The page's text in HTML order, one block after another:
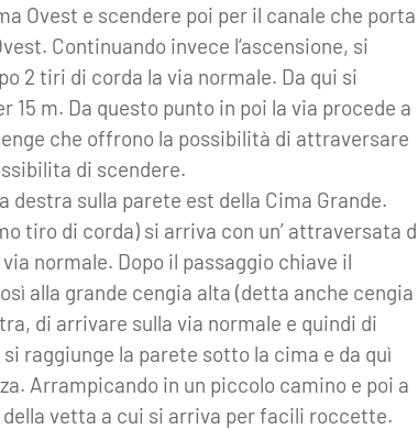
Ovest e scendere poi per il canale che porta
Continuando invece l‘ascensione, si
2 tiri di corda la via normale. Da qui si
m. Da questo punto in poi la via procede a
che offrono la possibilità di attraversare
di scendere.
sulla parete est della Cima Grande.
tiro di corda) si arriva con un’ attraversata
normale. Dopo il passaggio chiave il
alla grande cengia alta (detta anche cengia
di arrivare sulla via normale e quindi di
raggiunge la parete sotto la cima e da quì
Arrampicando in un piccolo camino e poi a
vetta a cui si arriva per facili roccette.